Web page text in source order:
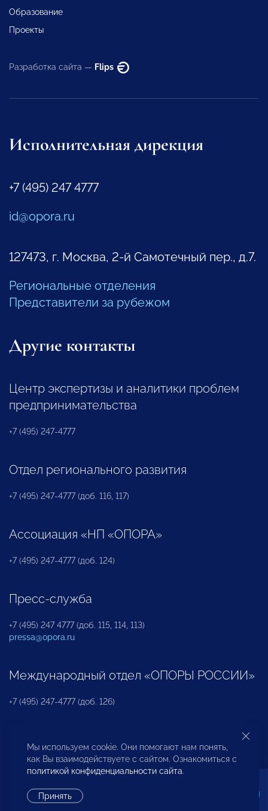
Образование
Проекты
Разработка сайта — Flips
Исполнительная дирекция
+7 (495) 247 4777
id@opora.ru
127473, г. Москва, 2-й Самотечный пер., д.7.
Региональные отделения
Представители за рубежом
Другие контакты
Центр экспертизы и аналитики проблем
предпринимательства
+7 (495) 247-4777
Отдел регионального развития
+7 (495) 247-4777 (доб. 116, 117)
Ассоциация «НП «ОПОРА»
+7 (495) 247-4777 (доб. 124)
Пресс-служба
+7 (495) 247 4777 (доб. 115, 114, 113)
pressa@opora.ru
Международный отдел «ОПОРЫ РОССИИ»
+7 (495) 247-4777 (доб. 126)
Бюро по защите прав предпринимателей и
инвесторов
Мы используем cookie. Они помогают нам понять,
как Вы взаимодействуете с сайтом. Ознакомиться с
политикой конфиденциальности сайта.
Принять